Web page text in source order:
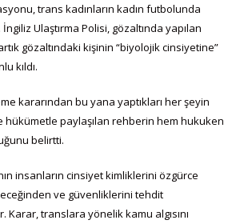
trans kadınların kadın futbolunda
İngiliz Ulaştırma Polisi, gözaltında yapılan
gözaltındaki kişinin “biyolojik cinsiyetine”
kıldı.
kararından bu yana yaptıkları her şeyin
hükümetle paylaşılan rehberin hem hukuken
belirtti.
insanların cinsiyet kimliklerini özgürce
ve güvenliklerini tehdit
translara yönelik kamu algısını